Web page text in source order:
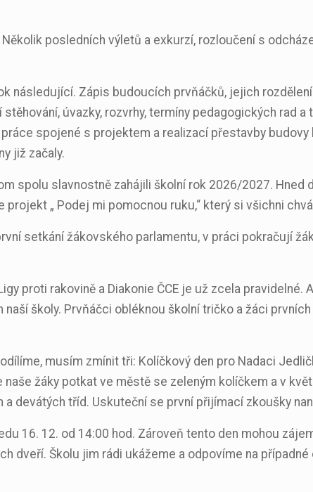
posledních výletů a exkurzí, rozloučení s
následující. Zápis budoucích prvňáčků, jejich
úvazky, rozvrhy, termíny pedagogických rad
spojené s projektem a realizací přestavby
již začaly.
spolu slavnostně zahájili školní rok 2026/2027.
„ Podej mi pomocnou ruku,“ který si všichni
setkání žákovského parlamentu, v práci pokračují
proti rakovině a Diakonie ČCE je už zcela pravidelné.
školy. Prvňáčci obléknou školní tričko a žáci
musím zmínit tři: Kolíčkový den pro Nadaci
žáky potkat ve městě se zeleným kolíčkem a v
devátých tříd. Uskuteční se první přijímací zkoušky
16. 12. od 14:00 hod. Zároveň tento den mohou
dveří. Školu jim rádi ukážeme a odpovíme na